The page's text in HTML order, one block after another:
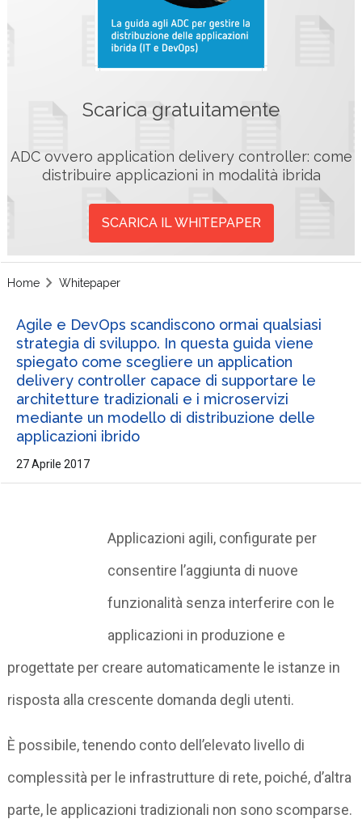
Scarica gratuitamente
ADC ovvero application delivery controller: come
distribuire applicazioni in modalità ibrida
SCARICA IL WHITEPAPER
Home Whitepaper
Agile e DevOps scandiscono ormai qualsiasi
strategia di sviluppo. In questa guida viene
spiegato come scegliere un application
delivery controller capace di supportare le
architetture tradizionali e i microservizi
mediante un modello di distribuzione delle
applicazioni ibrido
27 Aprile 2017
Applicazioni agili, configurate per
consentire l’aggiunta di nuove
funzionalità senza interferire con le
applicazioni in produzione e
progettate per creare automaticamente le istanze in
risposta alla crescente domanda degli utenti.
È possibile, tenendo conto dell’elevato livello di
complessità per le infrastrutture di rete, poiché, d’altra
parte, le applicazioni tradizionali non sono scomparse.